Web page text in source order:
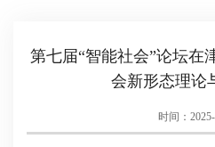
第七届“智能社会”论坛在
会新形态理论
时间：